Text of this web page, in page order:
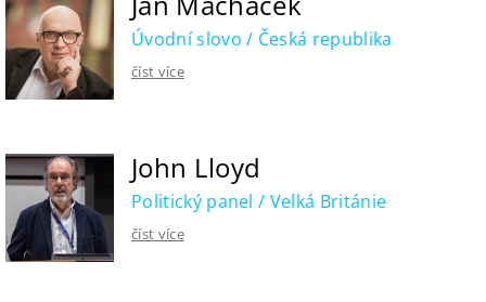
Úvodní slovo / Česká republika
číst více
John Lloyd
Politický panel / Velká Británie
číst více